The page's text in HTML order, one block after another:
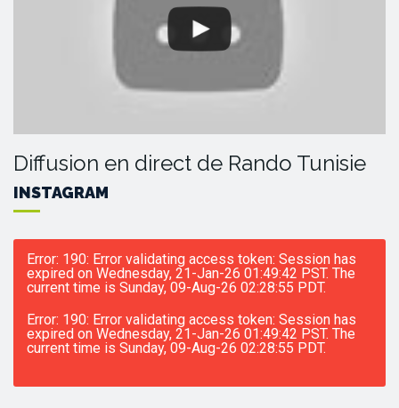
Diffusion en direct de Rando Tunisie
INSTAGRAM
Error: 190: Error validating access token: Session has
expired on Wednesday, 21-Jan-26 01:49:42 PST. The
current time is Sunday, 09-Aug-26 02:28:55 PDT.
Error: 190: Error validating access token: Session has
expired on Wednesday, 21-Jan-26 01:49:42 PST. The
current time is Sunday, 09-Aug-26 02:28:55 PDT.